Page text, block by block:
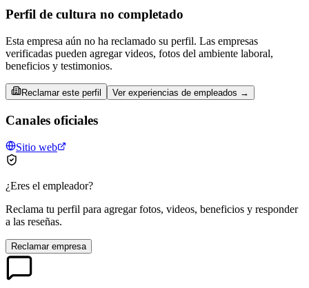
Perfil de cultura no completado
Esta empresa aún no ha reclamado su perfil. Las empresas
verificadas pueden agregar videos, fotos del ambiente laboral,
beneficios y testimonios.
Reclamar este perfil Ver experiencias de empleados →
Canales oficiales
Sitio web
¿Eres el empleador?
Reclama tu perfil para agregar fotos, videos, beneficios y responder
a las reseñas.
Reclamar empresa